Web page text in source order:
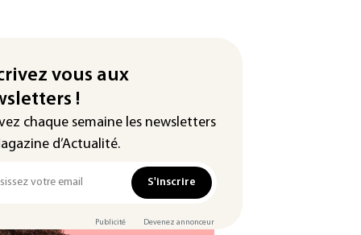
vous aux
!
chaque semaine les newsletters
d’Actualité.
S'inscrire
Publicité Devenez annonceur